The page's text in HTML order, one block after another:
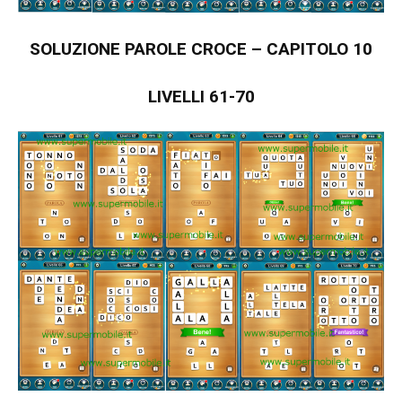
SOLUZIONE PAROLE CROCE – CAPITOLO 10
LIVELLI 61-70